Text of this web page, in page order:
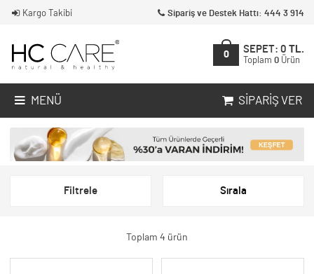
Kargo Takibi Sipariş ve Destek Hattı: 444 3 914
0
SEPET: 0 TL.
Toplam 0 Ürün
MENÜ SIPARIŞ VER
Filtrele Sırala
Toplam 4 ürün